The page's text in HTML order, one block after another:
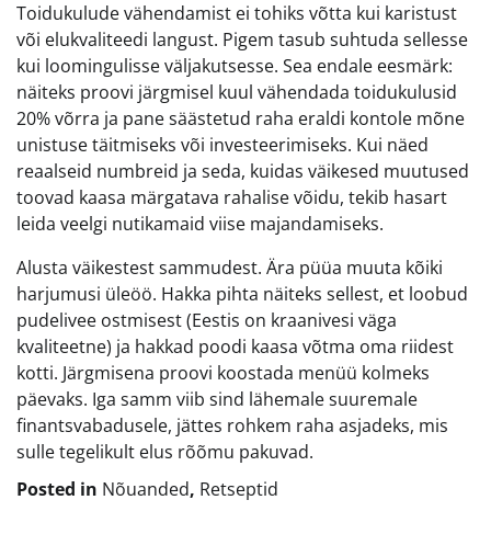
Toidukulude vähendamist ei tohiks võtta kui karistust
või elukvaliteedi langust. Pigem tasub suhtuda sellesse
kui loomingulisse väljakutsesse. Sea endale eesmärk:
näiteks proovi järgmisel kuul vähendada toidukulusid
20% võrra ja pane säästetud raha eraldi kontole mõne
unistuse täitmiseks või investeerimiseks. Kui näed
reaalseid numbreid ja seda, kuidas väikesed muutused
toovad kaasa märgatava rahalise võidu, tekib hasart
leida veelgi nutikamaid viise majandamiseks.
Alusta väikestest sammudest. Ära püüa muuta kõiki
harjumusi üleöö. Hakka pihta näiteks sellest, et loobud
pudelivee ostmisest (Eestis on kraanivesi väga
kvaliteetne) ja hakkad poodi kaasa võtma oma riidest
kotti. Järgmisena proovi koostada menüü kolmeks
päevaks. Iga samm viib sind lähemale suuremale
finantsvabadusele, jättes rohkem raha asjadeks, mis
sulle tegelikult elus rõõmu pakuvad.
Posted in Nõuanded, Retseptid